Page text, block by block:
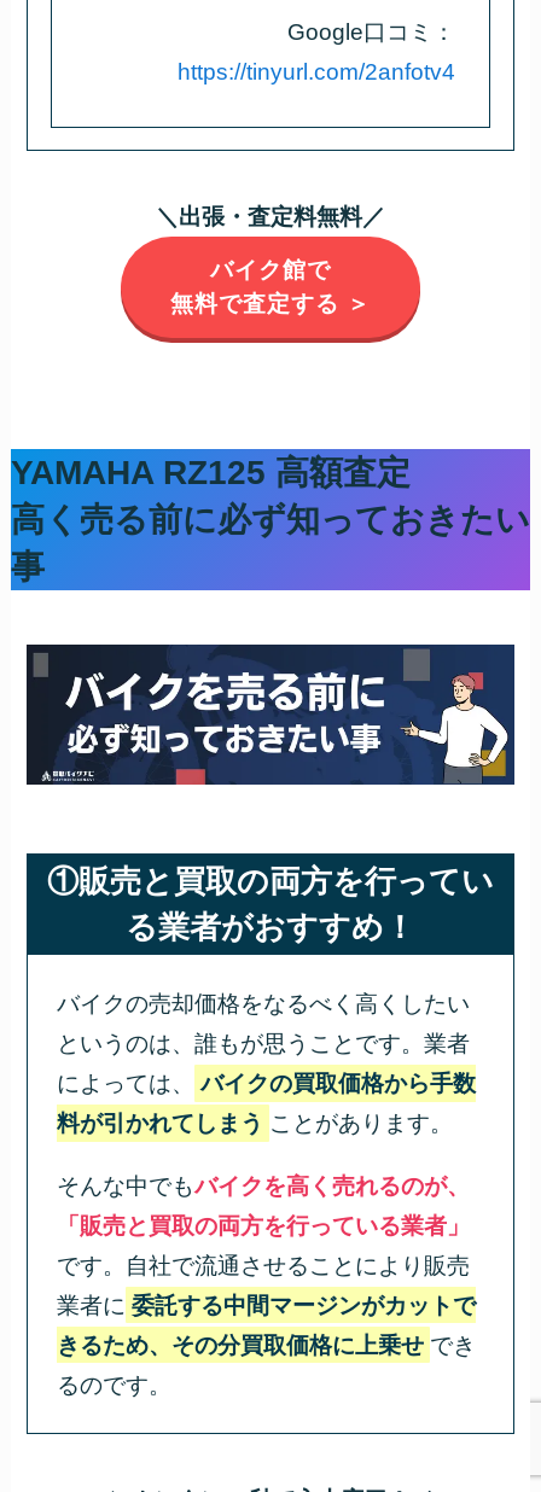
Google口コミ：
https://tinyurl.com/2anfotv4
＼出張・査定料無料／
バイク館で
無料で査定する ＞
YAMAHA RZ125 高額査定
高く売る前に必ず知っておきたい
事
①販売と買取の両方を行ってい
る業者がおすすめ！
バイクの売却価格をなるべく高くしたい
というのは、誰もが思うことです。業者
によっては、
バイクの買取価格から手数
料が引かれてしまう ことがあります。
そんな中でもバイクを高く売れるのが、
「販売と買取の両方を行っている業者」
です。自社で流通させることにより販売
業者に 委託する中間マージンがカットで
きるため、その分買取価格に上乗せ でき
るのです。